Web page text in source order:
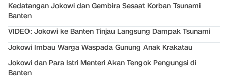
Kedatangan Jokowi dan Gembira Sesaat Korban Tsunami
Banten
VIDEO: Jokowi ke Banten Tinjau Langsung Dampak Tsunami
Jokowi Imbau Warga Waspada Gunung Anak Krakatau
Jokowi dan Para Istri Menteri Akan Tengok Pengungsi di
Banten